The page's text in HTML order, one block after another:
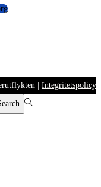
| Integritetspolicy